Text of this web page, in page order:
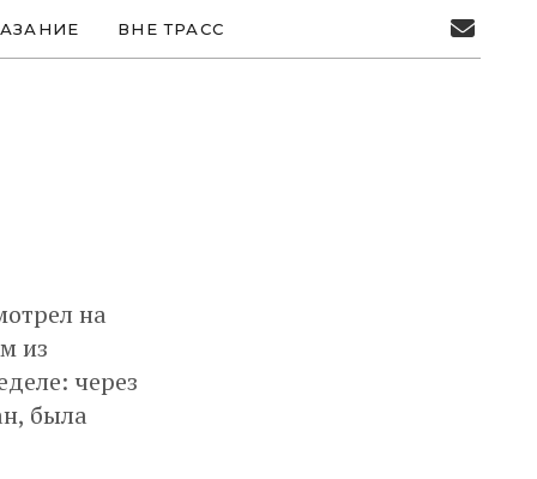
ВНЕ ТРАСС
на
из
через
была